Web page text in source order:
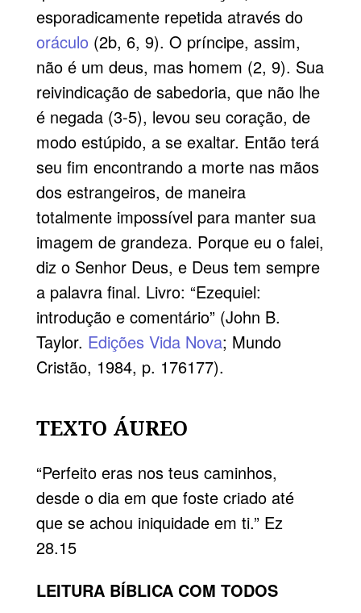
esporadicamente repetida através do
oráculo (2b, 6, 9). O príncipe, assim,
não é um deus, mas homem (2, 9). Sua
reivindicação de sabedoria, que não lhe
é negada (3-5), levou seu coração, de
modo estúpido, a se exaltar. Então terá
seu fim encontrando a morte nas mãos
dos estrangeiros, de maneira
totalmente impossível para manter sua
imagem de grandeza. Porque eu o falei,
diz o Senhor Deus, e Deus tem sempre
a palavra final. Livro: “Ezequiel:
introdução e comentário” (John B.
Taylor. Edições Vida Nova; Mundo
Cristão, 1984, p. 176177).
TEXTO ÁUREO
“Perfeito eras nos teus caminhos,
desde o dia em que foste criado até
que se achou iniquidade em ti.” Ez
28.15
LEITURA BÍBLICA COM TODOS